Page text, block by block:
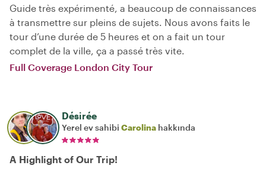
Guide très expérimenté, a beaucoup de connaissances
à transmettre sur pleins de sujets. Nous avons faits le
tour d’une durée de 5 heures et on a fait un tour
complet de la ville, ça a passé très vite.
Full Coverage London City Tour
Désirée
Yerel ev sahibi Carolina hakkında
A Highlight of Our Trip!